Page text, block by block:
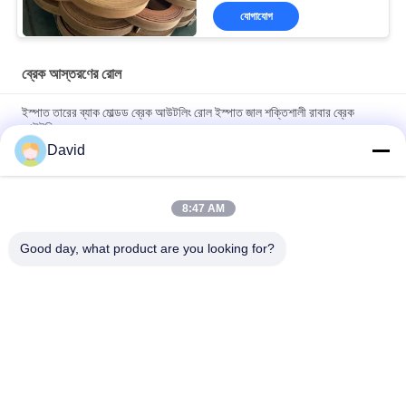
যোগাযোগ
ব্রেক আস্তরণের রোল
ইস্পাত তারের ব্যাক মোল্ডড ব্রেক আউটলিং রোল ইস্পাত জাল শক্তিশালী রাবার ব্রেক
আউটলিং
High Temperature Range -40C To 300C Brake Lining Roll with
ISO9001 Certification and 2mm Thickness
Automotive Brake System Friction Roll 100mm Width for
David
8:47 AM
Good day, what product are you looking for?